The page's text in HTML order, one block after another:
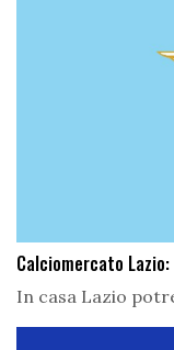
Calciomercato
In casa Lazio